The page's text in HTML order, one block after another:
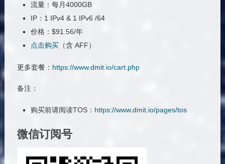
流量：每月4000GB
IP：1 IPv4 & 1 IPv6 /64
价格：$91.56/年
点击购买（含 AFF）
更多套餐： https://www.dmit.io/cart.php
备注：
购买前请阅读TOS： https://www.dmit.io/pages/tos
微信订阅号